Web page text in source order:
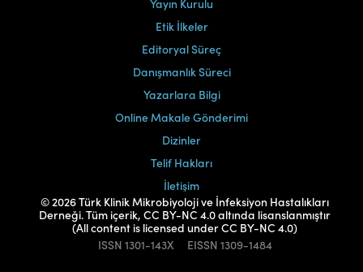
Etik İlkeler
Editoryal Süreç
Danışmanlık Süreci
Yazarlara Bilgi
Online Makale Gönderimi
Dizinler
Telif Hakları
İletişim
© 2026 Türk Klinik Mikrobiyoloji ve İnfeksiyon Hastalıkları
Derneği. Tüm içerik, CC BY-NC 4.0 altında lisanslanmıştır
(All content is licensed under CC BY-NC 4.0)
ISSN 1301-143X EISSN 1309-1484